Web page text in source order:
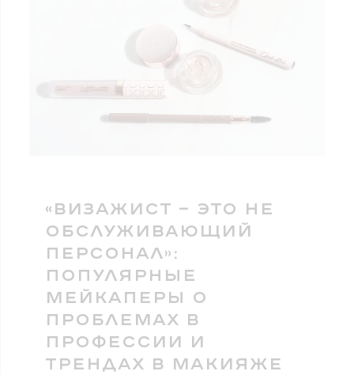
«ВИЗАЖИСТ — ЭТО НЕ
ОБСЛУЖИВАЮЩИЙ
ПЕРСОНАЛ»:
ПОПУЛЯРНЫЕ
МЕЙКАПЕРЫ О
ПРОБЛЕМАХ В
ПРОФЕССИИ И
ТРЕНДАХ В МАКИЯЖЕ